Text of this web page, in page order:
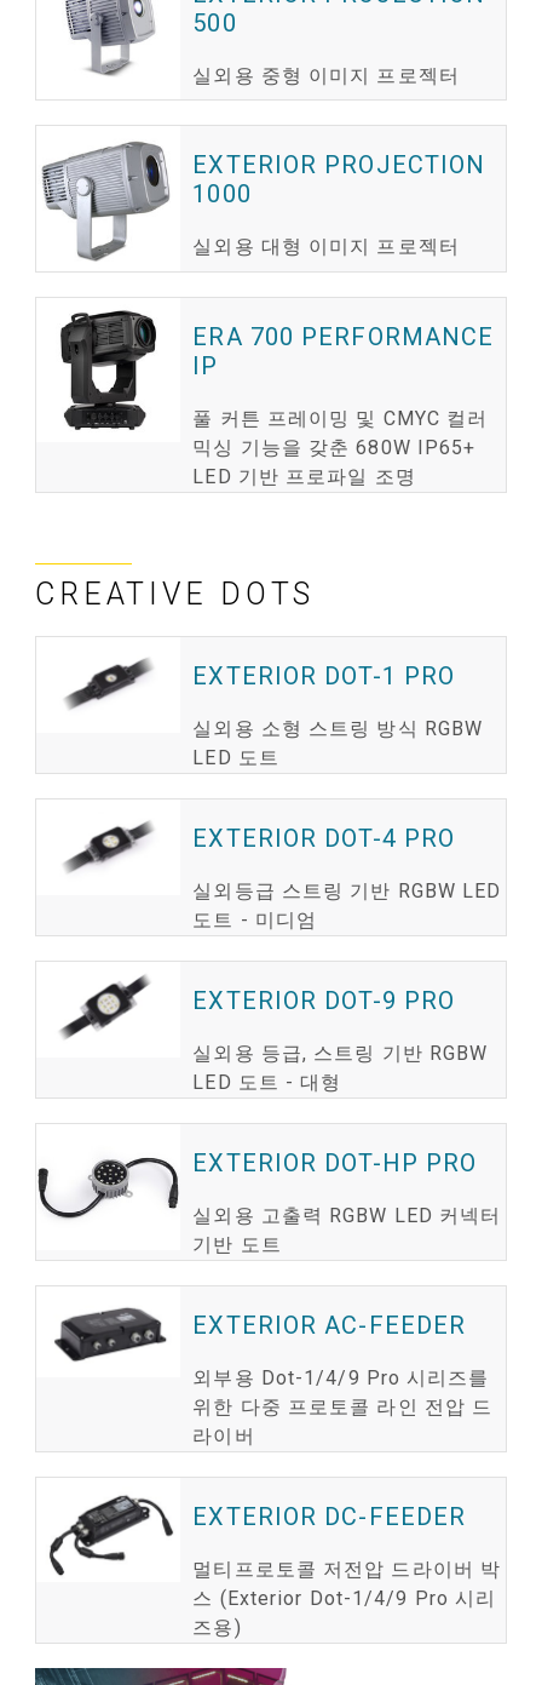
500
실외용 중형 이미지 프로젝터
EXTERIOR PROJECTION
1000
실외용 대형 이미지 프로젝터
ERA 700 PERFORMANCE
IP
풀 커튼 프레이밍 및 CMYC 컬러
믹싱 기능을 갖춘 680W IP65+
LED 기반 프로파일 조명
CREATIVE DOTS
EXTERIOR DOT-1 PRO
실외용 소형 스트링 방식 RGBW
LED 도트
EXTERIOR DOT-4 PRO
실외등급 스트링 기반 RGBW LED
도트 - 미디엄
EXTERIOR DOT-9 PRO
실외용 등급, 스트링 기반 RGBW
LED 도트 - 대형
EXTERIOR DOT-HP PRO
실외용 고출력 RGBW LED 커넥터
기반 도트
EXTERIOR AC-FEEDER
외부용 Dot-1/4/9 Pro 시리즈를
위한 다중 프로토콜 라인 전압 드
라이버
EXTERIOR DC-FEEDER
멀티프로토콜 저전압 드라이버 박
스 (Exterior Dot-1/4/9 Pro 시리
즈용)